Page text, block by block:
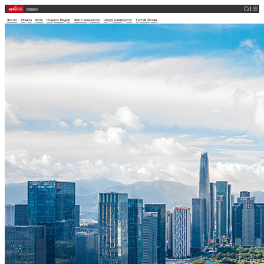
Эхлэл Мэдээ Влог Онцлох Видео Фото мэдээлэл Шууд нэвтрүүлэг Тусгай булан
Монгол